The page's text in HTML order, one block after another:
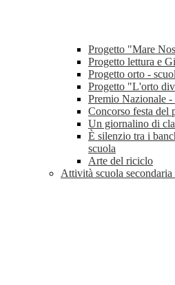
Progetto "Mare
Progetto lettura e
Progetto orto -
Progetto "L'orto
Premio Nazionale
Concorso festa del
Un giornalino di
È silenzio tra i
scuola
Arte del riciclo
Attività scuola